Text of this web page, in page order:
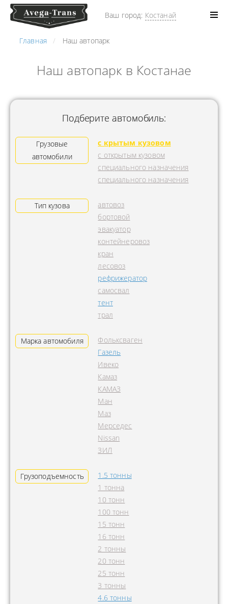
Ваш город: Костанай
Главная Наш автопарк
Наш автопарк в Костанае
Подберите автомобиль:
Грузовые
автомобили
с крытым кузовом
с открытым кузовом
специального назначения
специального назначения
Тип кузова
автовоз
бортовой
эвакуатор
контейнеровоз
кран
лесовоз
рефрижератор
самосвал
тент
трал
Марка автомобиля
Фольксваген
Газель
Ивеко
Камаз
КАМАЗ
Ман
Маз
Мерседес
Nissan
ЗИЛ
Грузоподъемность
1.5 тонны
1 тонна
10 тонн
100 тонн
15 тонн
16 тонн
2 тонны
20 тонн
25 тонн
3 тонны
4.6 тонны